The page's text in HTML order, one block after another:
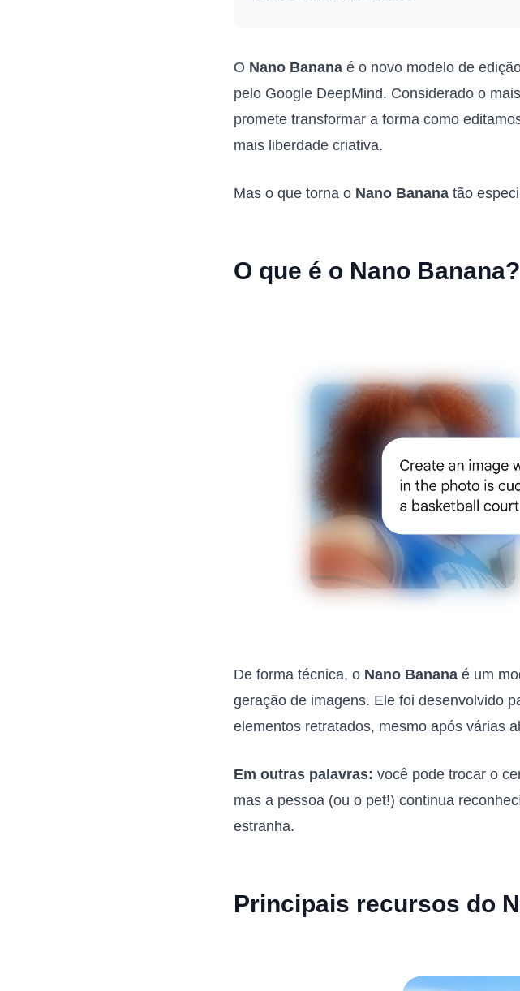
O Nano Banana é o novo modelo de
pelo Google DeepMind. Considerado o
promete transformar a forma como
mais liberdade criativa.
Mas o que torna o Nano Banana tão
O que é o Nano Banana?
De forma técnica, o Nano Banana é um
geração de imagens. Ele foi desenvolvido
elementos retratados, mesmo após várias
Em outras palavras: você pode trocar o
mas a pessoa (ou o pet!) continua
estranha.
Principais recursos do